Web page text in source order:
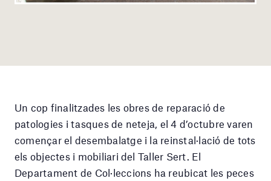
Un cop finalitzades les obres de reparació de
patologies i tasques de neteja, el 4 d’octubre varen
començar el desembalatge i la reinstal·lació de tots
els objectes i mobiliari del Taller Sert. El
Departament de Col·leccions ha reubicat les peces